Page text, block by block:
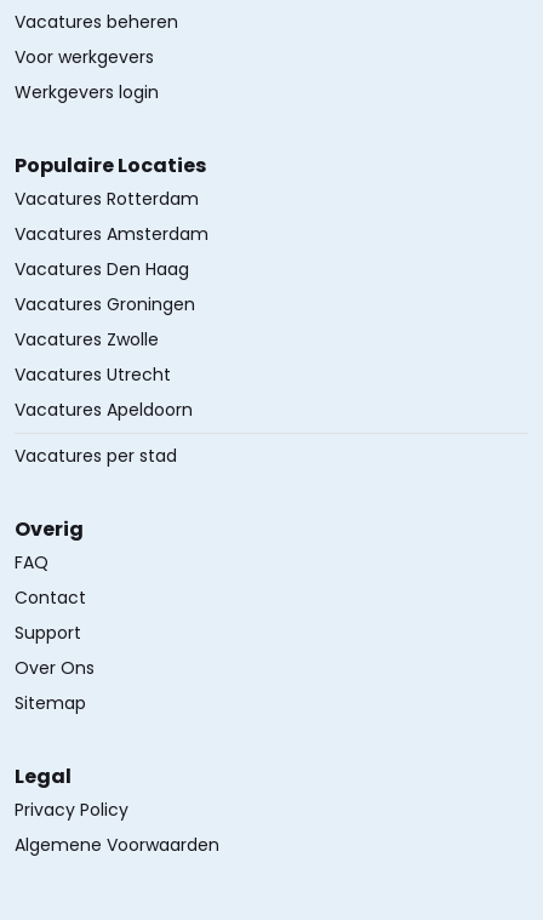
Vacatures beheren
Voor werkgevers
Werkgevers login
Populaire Locaties
Vacatures Rotterdam
Vacatures Amsterdam
Vacatures Den Haag
Vacatures Groningen
Vacatures Zwolle
Vacatures Utrecht
Vacatures Apeldoorn
Vacatures per stad
Overig
FAQ
Contact
Support
Over Ons
Sitemap
Legal
Privacy Policy
Algemene Voorwaarden